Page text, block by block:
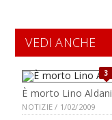
VEDI ANCHE
3
È morto Lino Aldani
NOTIZIE / 1/02/2009